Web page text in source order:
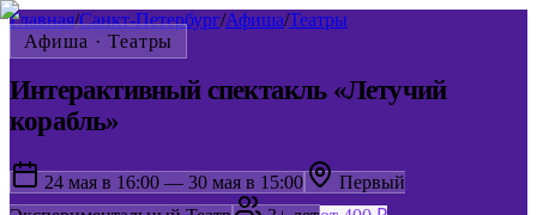
Главная/Санкт-Петербург/Афиша/Театры
Афиша · Театры
Интерактивный спектакль «Летучий
корабль»
24 мая в 16:00 — 30 мая в 15:00
Первый